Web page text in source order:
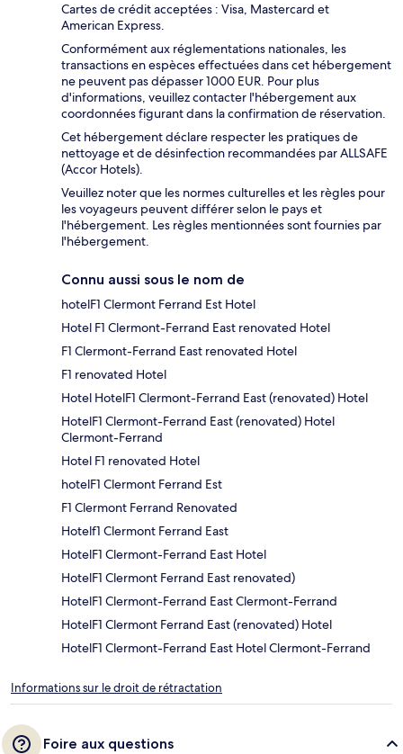
Cartes de crédit acceptées : Visa, Mastercard et
American Express.
Conformément aux réglementations nationales, les
transactions en espèces effectuées dans cet hébergement
ne peuvent pas dépasser 1000 EUR. Pour plus
d'informations, veuillez contacter l'hébergement aux
coordonnées figurant dans la confirmation de réservation.
Cet hébergement déclare respecter les pratiques de
nettoyage et de désinfection recommandées par ALLSAFE
(Accor Hotels).
Veuillez noter que les normes culturelles et les règles pour
les voyageurs peuvent différer selon le pays et
l'hébergement. Les règles mentionnées sont fournies par
l'hébergement.
Connu aussi sous le nom de
hotelF1 Clermont Ferrand Est Hotel
Hotel F1 Clermont-Ferrand East renovated Hotel
F1 Clermont-Ferrand East renovated Hotel
F1 renovated Hotel
Hotel HotelF1 Clermont-Ferrand East (renovated) Hotel
HotelF1 Clermont-Ferrand East (renovated) Hotel
Clermont-Ferrand
Hotel F1 renovated Hotel
hotelF1 Clermont Ferrand Est
F1 Clermont Ferrand Renovated
Hotelf1 Clermont Ferrand East
HotelF1 Clermont-Ferrand East Hotel
HotelF1 Clermont Ferrand East renovated)
HotelF1 Clermont-Ferrand East Clermont-Ferrand
HotelF1 Clermont Ferrand East (renovated) Hotel
HotelF1 Clermont-Ferrand East Hotel Clermont-Ferrand
Informations sur le droit de rétractation
Foire aux questions